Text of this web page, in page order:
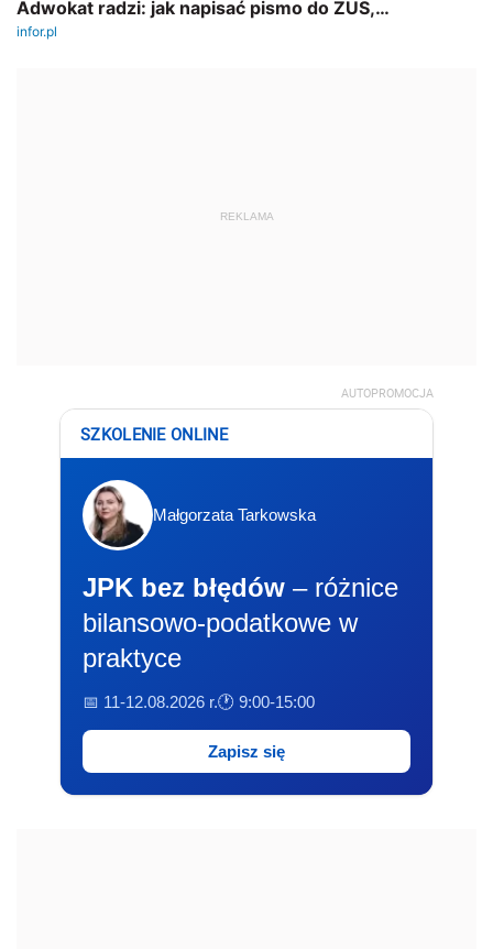
REKLAMA
AUTOPROMOCJA
SZKOLENIE ONLINE
Małgorzata Tarkowska
JPK bez błędów – różnice
bilansowo-podatkowe w
praktyce
📅 11-12.08.2026 r.🕐 9:00-15:00
Zapisz się